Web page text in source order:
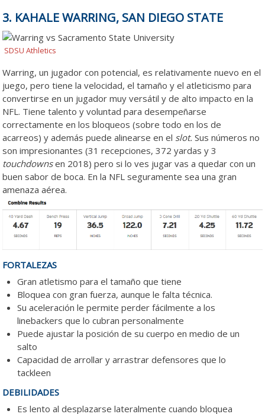
3. KAHALE WARRING, SAN DIEGO STATE
SDSU Athletics
Warring, un jugador con potencial, es relativamente nuevo en el
juego, pero tiene la velocidad, el tamaño y el atleticismo para
convertirse en un jugador muy versátil y de alto impacto en la
NFL. Tiene talento y voluntad para desempeñarse
correctamente en los bloqueos (sobre todo en los de
acarreos) y además puede alinearse en el slot.Sus números no
son impresionantes (31 recepciones, 372 yardas y 3
touchdownsen 2018) pero si lo ves jugar vas a quedar con un
buen sabor de boca. En la NFL seguramente sea una gran
amenaza aérea.
FORTALEZAS
Gran atletismo para el tamaño que tiene
Bloquea con gran fuerza, aunque le falta técnica.
Su aceleración le permite perder fácilmente a los
linebackers que lo cubran personalmente
Puede ajustar la posición de su cuerpo en medio de un
salto
Capacidad de arrollar y arrastrar defensores que lo
tackleen
DEBILIDADES
Es lento al desplazarse lateralmente cuando bloquea